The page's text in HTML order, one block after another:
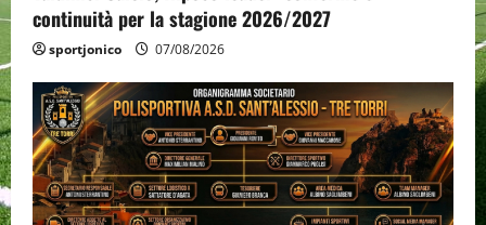
continuità per la stagione 2026/2027
sportjonico 07/08/2026